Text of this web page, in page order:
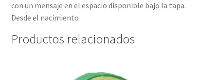
con un mensaje en el espacio disponible bajo la tapa.
Desde el nacimiento
Productos relacionados